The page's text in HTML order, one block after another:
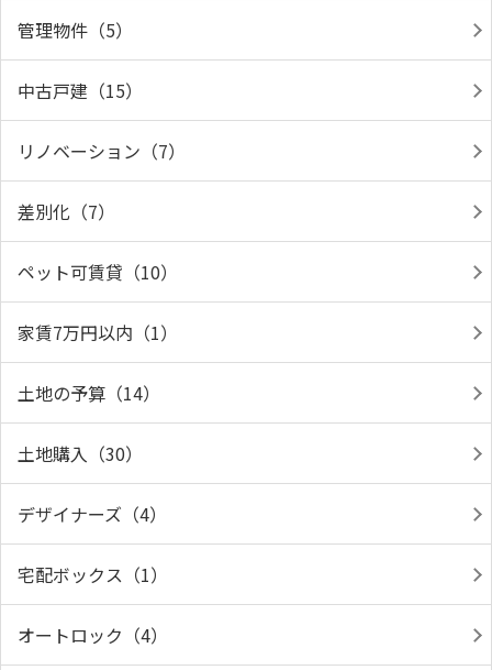
管理物件（5）
中古戸建（15）
リノベーション（7）
差別化（7）
ペット可賃貸（10）
家賃7万円以内（1）
土地の予算（14）
土地購入（30）
デザイナーズ（4）
宅配ボックス（1）
オートロック（4）